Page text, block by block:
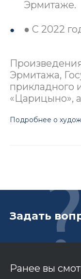
Эрмитаже.
● С 2022
Эрмитажа,
прикладного
«Царицыно»,
Подробнее о
Задать
Ранее вы